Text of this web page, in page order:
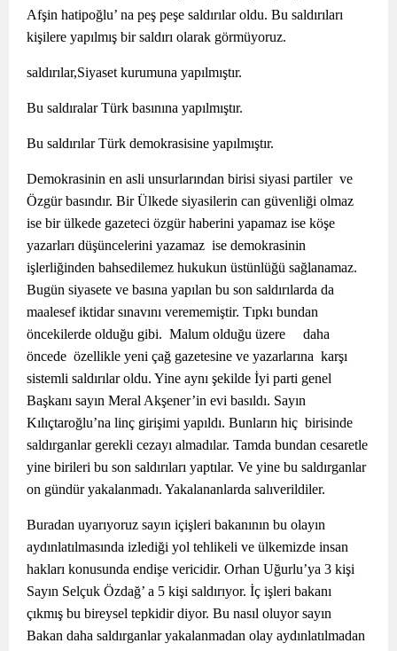
Afşin hatipoğlu’ na peş peşe saldırılar oldu. Bu saldırıları
kişilere yapılmış bir saldırı olarak görmüyoruz.
saldırılar,Siyaset kurumuna yapılmıştır.
Bu saldıralar Türk basınına yapılmıştır.
Bu saldırılar Türk demokrasisine yapılmıştır.
Demokrasinin en asli unsurlarından birisi siyasi partiler ve
Özgür basındır. Bir Ülkede siyasilerin can güvenliği olmaz
ise bir ülkede gazeteci özgür haberini yapamaz ise köşe
yazarları düşüncelerini yazamaz ise demokrasinin
işlerliğinden bahsedilemez hukukun üstünlüğü sağlanamaz.
Bugün siyasete ve basına yapılan bu son saldırılarda da
maalesef iktidar sınavını verememiştir. Tıpkı bundan
öncekilerde olduğu gibi. Malum olduğu üzere daha
öncede özellikle yeni çağ gazetesine ve yazarlarına karşı
sistemli saldırılar oldu. Yine aynı şekilde İyi parti genel
Başkanı sayın Meral Akşener’in evi basıldı. Sayın
Kılıçtaroğlu’na linç girişimi yapıldı. Bunların hiç birisinde
saldırganlar gerekli cezayı almadılar. Tamda bundan cesaretle
yine birileri bu son saldırıları yaptılar. Ve yine bu saldırganlar
on gündür yakalanmadı. Yakalananlarda salıverildiler.
Buradan uyarıyoruz sayın içişleri bakanının bu olayın
aydınlatılmasında izlediği yol tehlikeli ve ülkemizde insan
hakları konusunda endişe vericidir. Orhan Uğurlu’ya 3 kişi
Sayın Selçuk Özdağ’ a 5 kişi saldırıyor. İç işleri bakanı
çıkmış bu bireysel tepkidir diyor. Bu nasıl oluyor sayın
Bakan daha saldırganlar yakalanmadan olay aydınlatılmadan